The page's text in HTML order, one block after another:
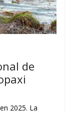
de
2025. La